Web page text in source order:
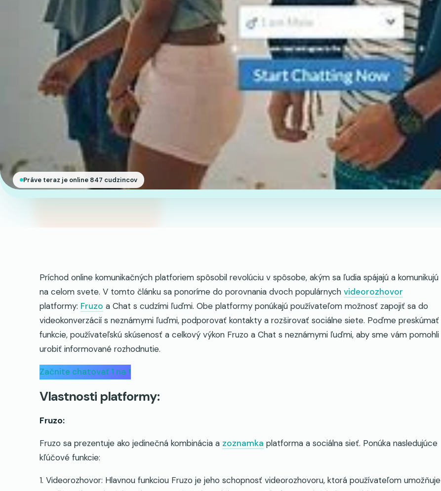
Práve teraz je online 847 cudzincov
Príchod online komunikačných platforiem spôsobil revolúciu v spôsobe, akým sa ľudia spájajú a komunikujú
na celom svete. V tomto článku sa ponoríme do porovnania dvoch populárnych videorozhovor
platformy: Fruzo a Chat s cudzími ľuďmi. Obe platformy ponúkajú používateľom možnosť zapojiť sa do
videokonverzácií s neznámymi ľuďmi, podporovať kontakty a rozširovať sociálne siete. Poďme preskúmať
funkcie, používateľskú skúsenosť a celkový výkon Fruzo a Chat s neznámymi ľuďmi, aby sme vám pomohli
urobiť informované rozhodnutie.
Začnite chatovať 1 na 1
Vlastnosti platformy:
Fruzo:
Fruzo sa prezentuje ako jedinečná kombinácia a zoznamka platforma a sociálna sieť. Ponúka nasledujúce
kľúčové funkcie:
1. Videorozhovor: Hlavnou funkciou Fruzo je jeho schopnosť videorozhovoru, ktorá používateľom umožňuje